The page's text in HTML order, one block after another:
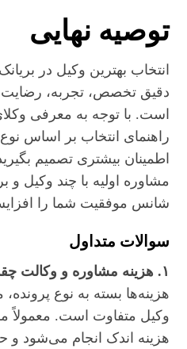
توصیه نهایی
انتخاب بهترین وکیل در
دقیق تخصص، تجربه،
است. با توجه به معرفی
راهنمای انتخاب بر اساس نوع
اطمینان بیشتری تصمیم
مشاوره اولیه با چند وکیل
شانس موفقیت شما را
سوالات متداول
۱. هزینه مشاوره و وکالت چقدر است؟
هزینه‌ها بسته به نوع
وکیل متفاوت است. معمولاً
هزینه اندک انجام می‌شود و